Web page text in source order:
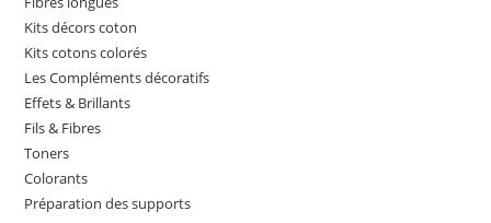
Kits décors coton
Kits cotons colorés
Les Compléments décoratifs
Effets & Brillants
Fils & Fibres
Toners
Colorants
Préparation des supports